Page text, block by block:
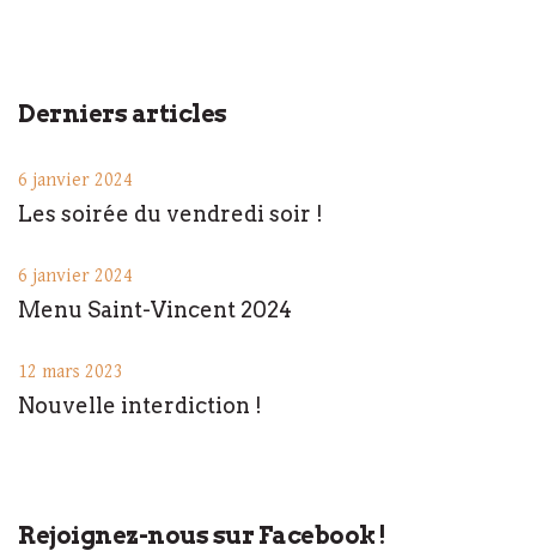
Derniers articles
6 janvier 2024
Les soirée du vendredi soir !
6 janvier 2024
Menu Saint-Vincent 2024
12 mars 2023
Nouvelle interdiction !
Rejoignez-nous sur Facebook !